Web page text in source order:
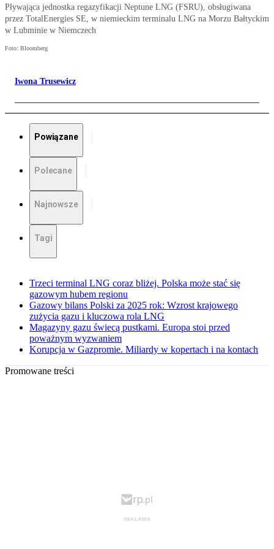
Pływająca jednostka regazyfikacji Neptune LNG (FSRU), obsługiwana
przez TotalEnergies SE, w niemieckim terminalu LNG na Morzu Bałtyckim
w Lubminie w Niemczech
Foto: Bloomberg
Iwona Trusewicz
Powiązane
Polecane
Najnowsze
Tagi
Trzeci terminal LNG coraz bliżej. Polska może stać się
gazowym hubem regionu
Gazowy bilans Polski za 2025 rok: Wzrost krajowego
zużycia gazu i kluczowa rola LNG
Magazyny gazu świecą pustkami. Europa stoi przed
poważnym wyzwaniem
Korupcja w Gazpromie. Miliardy w kopertach i na kontach
Promowane treści